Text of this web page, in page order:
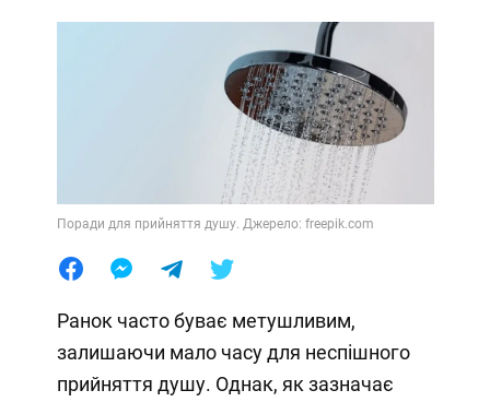
Африка
Поради для прийняття душу. Джерело: freepik.com
Ранок часто буває метушливим,
залишаючи мало часу для неспішного
прийняття душу. Однак, як зазначає